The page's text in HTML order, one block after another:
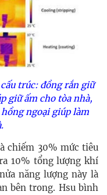
trúc: đồng rắn giữ
giữ ấm cho tòa nhà,
ngoại giúp làm
chiếm 30% mức tiêu
10% tổng lượng khí
năng lượng này là
bên trong. Hsu bình